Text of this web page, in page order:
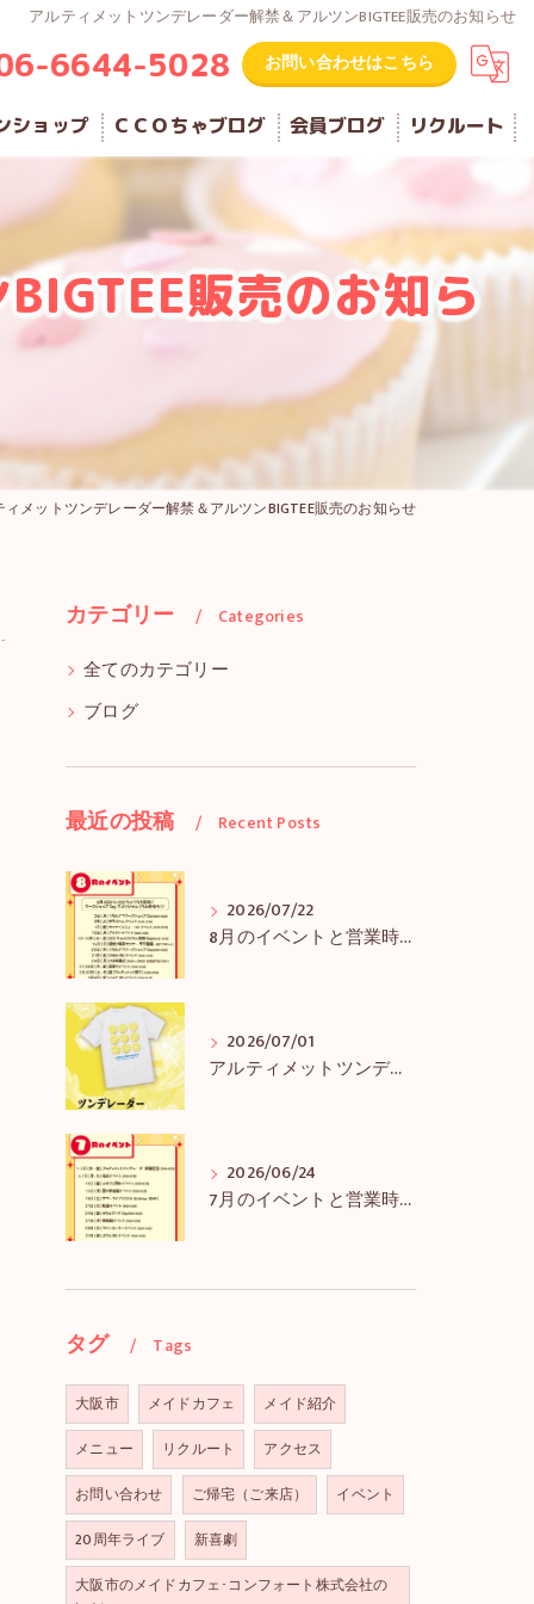
アルティメットツンデレーダー解禁＆アルツンBIGTEE販売のお知らせ
6644-5028 お問い合わせはこちら
ショップ ＣＣＯちゃブログ 会員ブログ リクルート
販売のお知ら
ィメットツンデレーダー解禁＆アルツンBIGTEE販売のお知らせ
カテゴリー Categories
全てのカテゴリー
ブログ
最近の投稿 Recent Posts
2026/07/22
8月のイベントと営業時間のお知らせ
2026/07/01
アルティメットツンデレーダー解禁＆アルツンBIGTEE販売のお知らせ
2026/06/24
7月のイベントと営業時間のお知らせ
タグ Tags
大阪市 メイドカフェ
メイド紹介
メニュー
リクルート
アクセス
お問い合わせ
ご帰宅（ご来店）
イベント
20周年ライブ
新喜劇
大阪市のメイドカフェ･コンフォート株式会社の